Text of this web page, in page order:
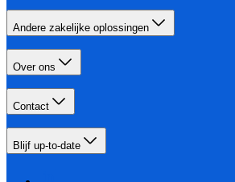
Andere zakelijke oplossingen
Over ons
Contact
Blijf up-to-date